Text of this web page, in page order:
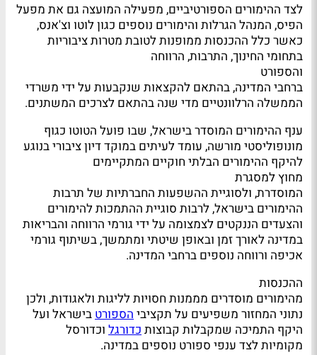
לצד ההימורים הספורטיביים, מפעילה המועצה גם את מפעל
הפיס, המנהל הגרלות והימורים נוספים כגון לוטו וצ'אנס,
כאשר כלל ההכנסות ממופנות לטובת מטרות ציבוריות
בתחומי החינוך, התרבות, הרווחה
והספורט
ברחבי המדינה, בהתאם להקצאות שנקבעות על ידי משרדי
הממשלה הרלוונטיים מדי שנה בהתאם לצרכים המשתנים.
ענף ההימורים המוסדר בישראל, שבו פועל הטוטו כגוף
מונופוליסטי מורשה, עומד לעיתים במוקד דיון ציבורי בנוגע
להיקף ההימורים הבלתי חוקיים המתקיימים
מחוץ למסגרת
המוסדרת, ולסוגיית ההשפעות החברתיות של תרבות
ההימורים בישראל, לרבות סוגיית ההתמכות להימורים
והצעדים הננקטים לצמצומה על ידי גורמי הרווחה והבריאות
במדינה לאורך זמן ובאופן שיטתי ומתמשך, בשיתוף גורמי
אכיפה ורווחה נוספים ברחבי המדינה.
ההכנסות
מהימורים מוסדרים מממנות חסויות לליגות ולאגודות, ולכן
נתוני המחזור משפיעים על תקציביהספורטבישראל ועל
היקף התמיכה שמקבלות קבוצותכדורגל וכדורסל
מקומיות לצד ענפי ספורט נוספים במדינה.